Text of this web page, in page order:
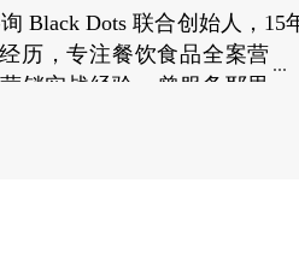
Black Dots 联合创始人，15
历，专注餐饮食品全案营
销实战经验，曾服务耶里